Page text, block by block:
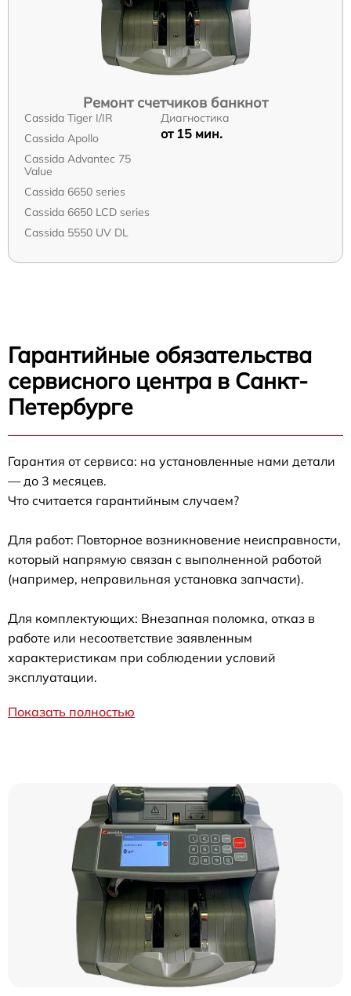
Ремонт счетчиков банкнот
Cassida Tiger I/IR
Cassida Apollo
Cassida Advantec 75
Value
Cassida 6650 series
Cassida 6650 LCD series
Cassida 5550 UV DL
Диагностика
от 15 мин.
Гарантийные обязательства
сервисного центра в Санкт-
Петербурге
Гарантия от сервиса: на установленные нами детали
— до 3 месяцев.
Что считается гарантийным случаем?
Для работ: Повторное возникновение неисправности,
который напрямую связан с выполненной работой
(например, неправильная установка запчасти).
Для комплектующих: Внезапная поломка, отказ в
работе или несоответствие заявленным
характеристикам при соблюдении условий
эксплуатации.
Показать полностью